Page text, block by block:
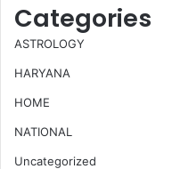
Categories
ASTROLOGY
HARYANA
HOME
NATIONAL
Uncategorized